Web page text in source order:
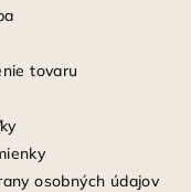
tovaru
osobných údajov